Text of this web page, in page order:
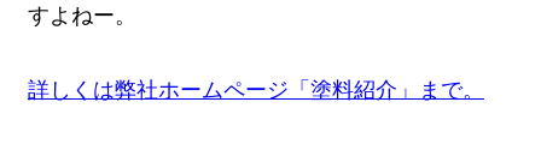
すよねー。
詳しくは弊社ホームページ「塗料紹介」まで。